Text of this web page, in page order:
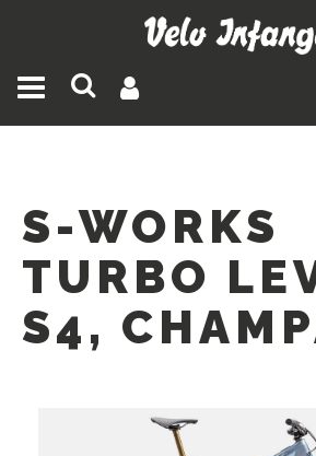
Toggle navigation
S-WORKS
TURBO
S4,